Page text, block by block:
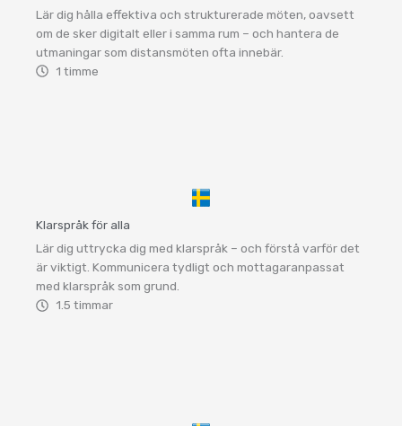
Lär dig hålla effektiva och strukturerade möten, oavsett
om de sker digitalt eller i samma rum – och hantera de
utmaningar som distansmöten ofta innebär.
1 timme
Klarspråk för alla
Lär dig uttrycka dig med klarspråk – och förstå varför det
är viktigt. Kommunicera tydligt och mottagaranpassat
med klarspråk som grund.
1.5 timmar